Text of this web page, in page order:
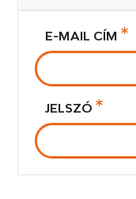
E-MAIL CÍM
JELSZÓ